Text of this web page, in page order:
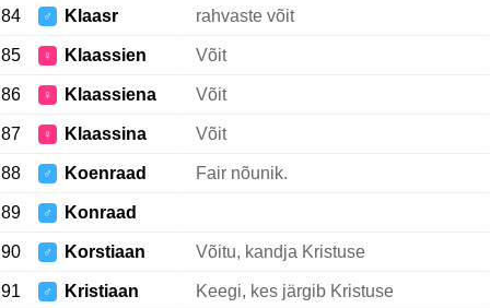
84 ♂ Klaasr rahvaste võit
85 ♀ Klaassien Võit
86 ♀ Klaassiena Võit
87 ♀ Klaassina Võit
88 ♂ Koenraad Fair nõunik.
89 ♂ Konraad
90 ♂ Korstiaan Võitu, kandja Kristuse
91 ♂ Kristiaan Keegi, kes järgib Kristuse